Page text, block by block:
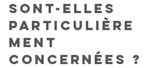
sont-elles
particulière
ment
concernées ?